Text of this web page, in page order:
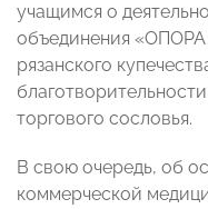
учащимся о
объединения
рязанского
торгового сословья.
В свою очередь, об
коммерческой